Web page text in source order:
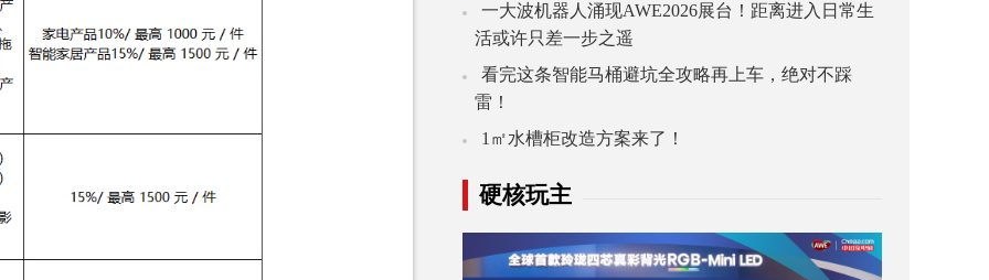
一大波机器人涌现AWE2026展台！距离进入日常生
活或许只差一步之遥
看完这条智能马桶避坑全攻略再上车，绝对不踩
雷！
1㎡水槽柜改造方案来了！
硬核玩主